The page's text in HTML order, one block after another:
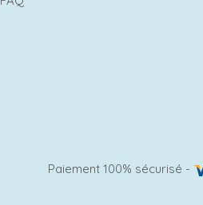
Paiement 100% sécurisé -